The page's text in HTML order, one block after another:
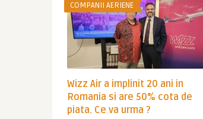
COMPANII AERIENE
Wizz Air a implinit 20 ani in
Romania si are 50% cota de
piata. Ce va urma ?